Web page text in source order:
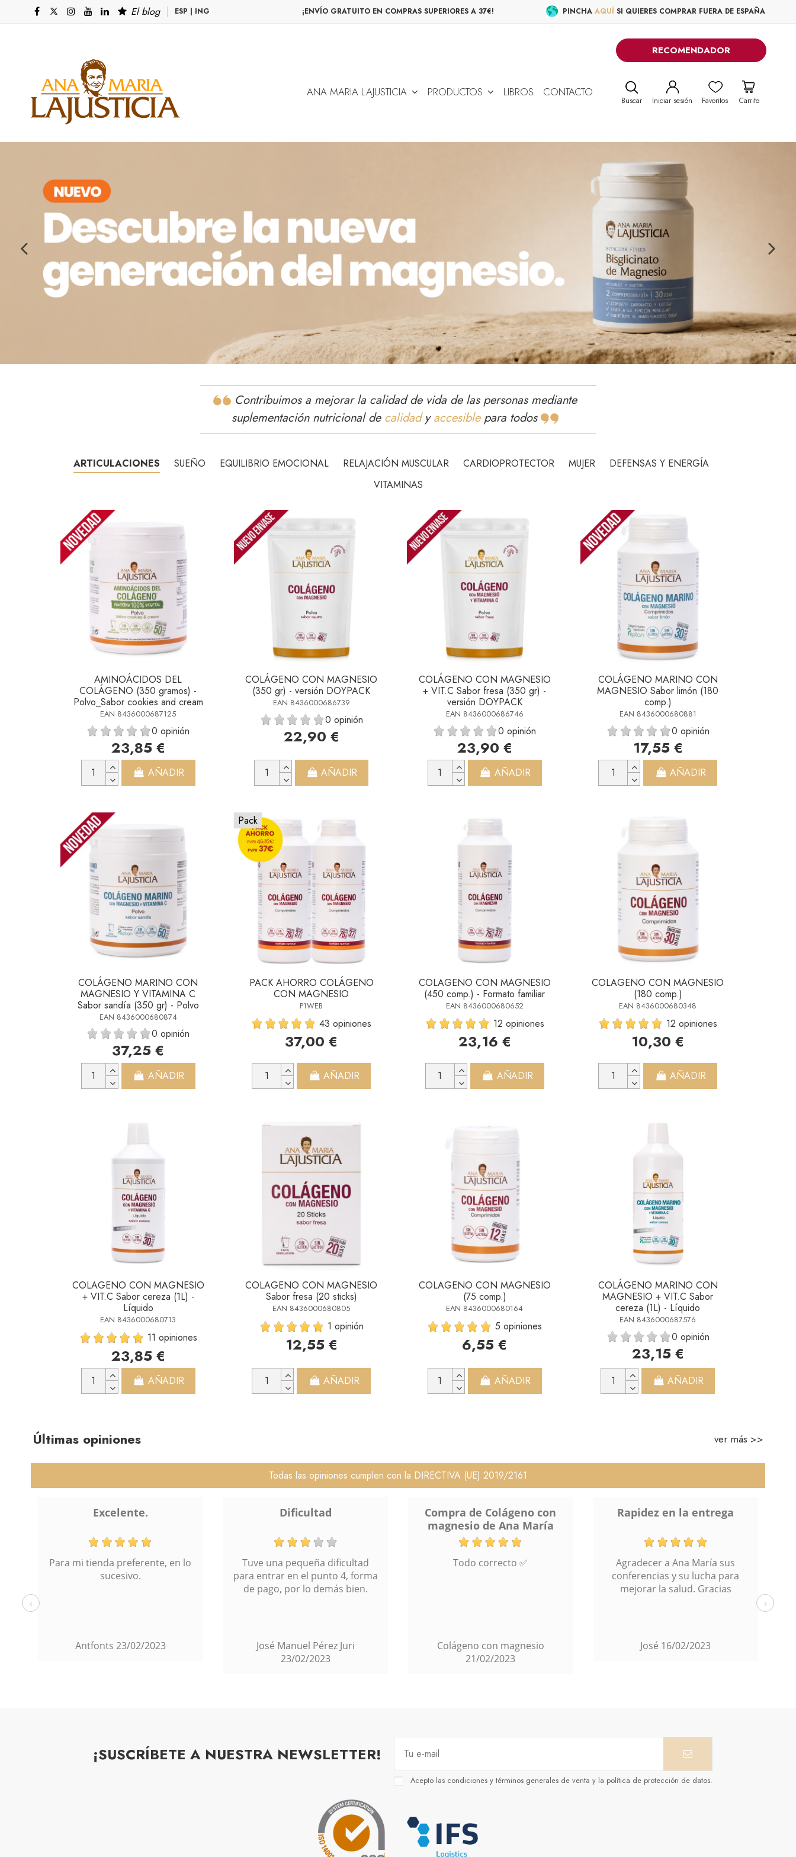
El blog ESP | ING ¡ENVÍO GRATUITO EN COMPRAS SUPERIORES A 37€! PINCHA AQUÍ SI QUIERES COMPRAR FUERA DE ESPAÑA
RECOMENDADOR
ANA MARIA LAJUSTICIA PRODUCTOS LIBROS CONTACTO
Buscar Iniciar sesión Favoritos Carrito
Contribuimos a mejorar la calidad de vida de las personas mediante
suplementación nutricional de calidadyaccesiblepara todos
ARTICULACIONES SUEÑO EQUILIBRIO EMOCIONAL RELAJACIÓN MUSCULAR CARDIOPROTECTOR MUJER
DEFENSAS Y ENERGÍA
VITAMINAS
AMINOÁCIDOS DEL
COLÁGENO (350 gramos) -
Polvo_Sabor cookies and cream
EAN 8436000687125
0 opinión
23,85 €
AÑADIR
COLÁGENO CON MAGNESIO
(350 gr) - versión DOYPACK
EAN 8436000686739
0 opinión
22,90 €
AÑADIR
COLÁGENO CON MAGNESIO
+ VIT.C Sabor fresa (350 gr) -
versión DOYPACK
EAN 8436000686746
0 opinión
23,90 €
AÑADIR
COLÁGENO MARINO CON
MAGNESIO Sabor limón (180
comp.)
EAN 8436000680881
0 opinión
17,55 €
AÑADIR
COLÁGENO MARINO CON
MAGNESIO Y VITAMINA C
Sabor sandía (350 gr) - Polvo
EAN 8436000680874
0 opinión
37,25 €
AÑADIR
Pack
PACK AHORRO COLÁGENO
CON MAGNESIO
P1WEB
43 opiniones
37,00 €
AÑADIR
COLAGENO CON MAGNESIO
(450 comp.) - Formato familiar
EAN 8436000680652
12 opiniones
23,16 €
AÑADIR
COLAGENO CON MAGNESIO
(180 comp.)
EAN 8436000680348
12 opiniones
10,30 €
AÑADIR
COLAGENO CON MAGNESIO
+ VIT.C Sabor cereza (1L) -
Líquido
EAN 8436000680713
11 opiniones
23,85 €
AÑADIR
COLAGENO CON MAGNESIO
Sabor fresa (20 sticks)
EAN 8436000680805
1 opinión
12,55 €
AÑADIR
COLAGENO CON MAGNESIO
(75 comp.)
EAN 8436000680164
5 opiniones
6,55 €
AÑADIR
COLÁGENO MARINO CON
MAGNESIO + VIT.C Sabor
cereza (1L) - Líquido
EAN 8436000687576
0 opinión
23,15 €
AÑADIR
Últimas opiniones ver más >>
Todas las opiniones cumplen con la DIRECTIVA (UE) 2019/2161
Dificultad
Tuve una pequeña dificultad
para entrar en el punto 4, forma
José Manuel Pérez Juri
Compra de Colágeno con
Todo correcto ✅
Colágeno con magnesio
21/02/2023
Rapidez en la entrega
Agradecer a Ana María sus
José16/02/2023
Rápido y eficaz
El pedido llegó muy rápido. Ya
he pedido más cosas para mi
madre.
Manuel 16/02/2023
‹ ›
¡SUSCRÍBETE A NUESTRA NEWSLETTER!
Acepto las condiciones y términos generales de venta y la política de protección de datos.